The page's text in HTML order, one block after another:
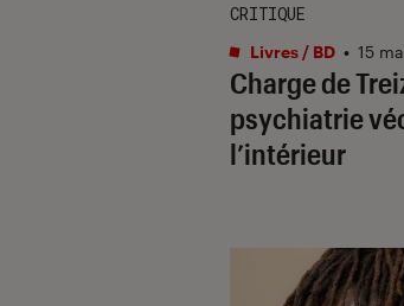
Chargede
psychiatrie
l’intérieur
CRITIQUE
Livres / BD • 15